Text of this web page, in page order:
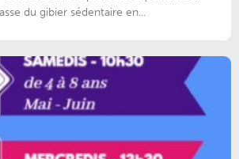
du gibier sédentaire en...